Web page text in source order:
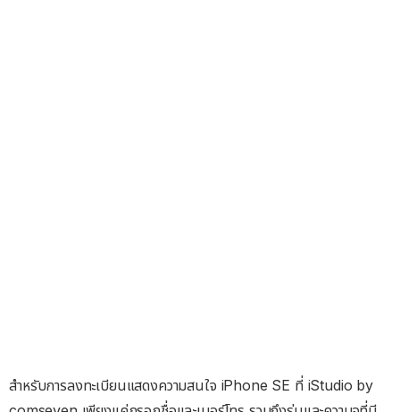
สำหรับการลงทะเบียนแสดงความสนใจ iPhone SE ที่ iStudio by